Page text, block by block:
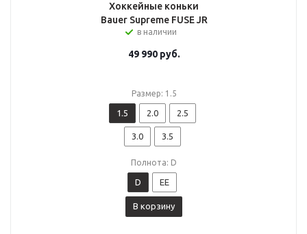
Хоккейные коньки
Bauer Supreme FUSE JR
в наличии
49 990руб.
Размер: 1.5
1.5 2.0 2.5
3.0 3.5
Полнота: D
D EE
В корзину